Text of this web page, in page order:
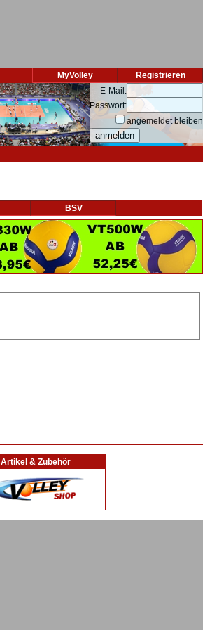
Registrieren
MyVolley
E-Mail:
Passwort:
angemeldet bleiben
BSV
Artikel & Zubehör